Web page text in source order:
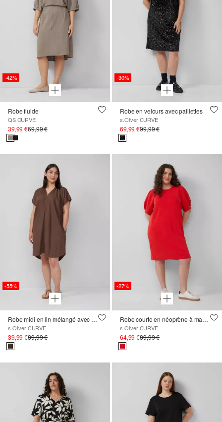
-42%
Robe fluide
QS CURVE
39,99 €69,99 €
-30%
Robe en velours avec paillettes
s.Oliver CURVE
69,99 €99,99 €
-55%
Robe midi en lin mélangé avec poches fendues
s.Oliver CURVE
39,99 €89,99 €
-27%
Robe courte en néoprène à manches bouffantes
s.Oliver CURVE
64,99 €89,99 €